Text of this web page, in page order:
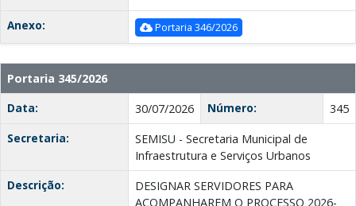
Anexo:
Portaria 346/2026
Portaria 345/2026
Data:
30/07/2026 Número:
345
Secretaria:
SEMISU - Secretaria Municipal de
Infraestrutura e Serviços Urbanos
Descrição:
DESIGNAR SERVIDORES PARA
ACOMPANHAREM O PROCESSO 2026-